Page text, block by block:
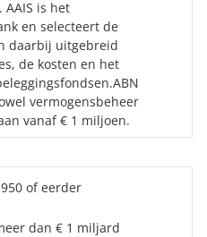
AAIS is het
en selecteert de
daarbij uitgebreid
de kosten en het
vermogensbeheer
vanaf € 1 miljoen.
of eerder
dan € 1 miljard